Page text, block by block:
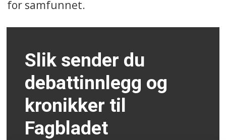
for samfunnet.
Slik sender du
debattinnlegg og
kronikker til
Fagbladet